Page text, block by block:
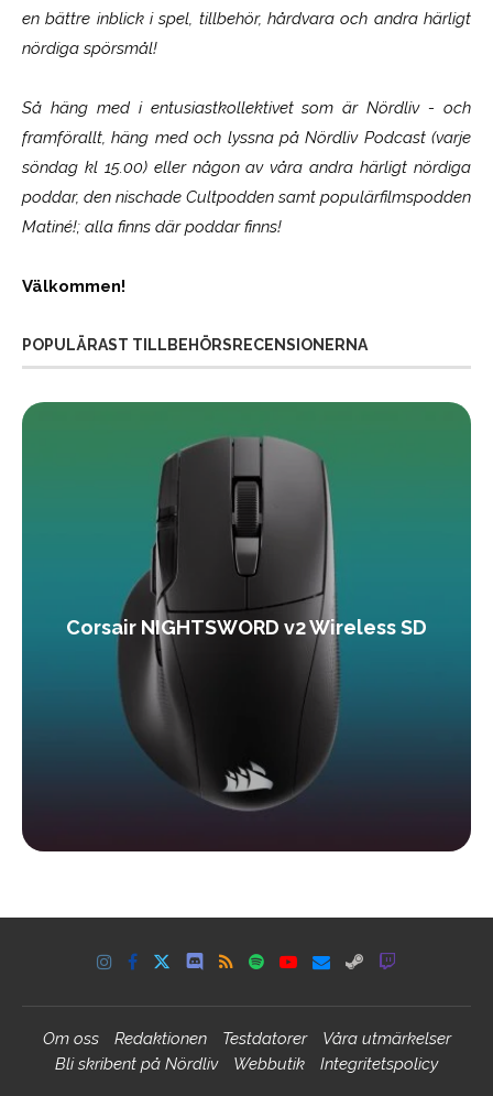
en bättre inblick i spel, tillbehör, hårdvara och andra härligt
nördiga spörsmål!
Så häng med i entusiastkollektivet som ärNördliv- och
framförallt, häng med och lyssna på Nördliv Podcast (varje
söndag kl 15.00) eller någon av våra andra härligt nördiga
poddar, den nischade Cultpodden samt populärfilmspodden
Matiné!; alla finns där poddar finns!
Välkommen!
POPULÄRAST TILLBEHÖRSRECENSIONERNA
Corsair NIGHTSWORD v2 Wireless SD
Om oss Redaktionen Testdatorer
Våra utmärkelser
Bli skribent på Nördliv
Webbutik Integritetspolicy